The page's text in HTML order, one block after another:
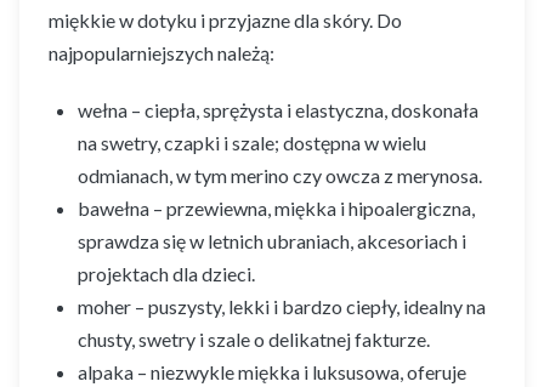
miękkie w dotyku i przyjazne dla skóry. Do
najpopularniejszych należą:
wełna – ciepła, sprężysta i elastyczna, doskonała
na swetry, czapki i szale; dostępna w wielu
odmianach, w tym merino czy owcza z merynosa.
bawełna – przewiewna, miękka i hipoalergiczna,
sprawdza się w letnich ubraniach, akcesoriach i
projektach dla dzieci.
moher – puszysty, lekki i bardzo ciepły, idealny na
chusty, swetry i szale o delikatnej fakturze.
alpaka – niezwykle miękka i luksusowa, oferuje